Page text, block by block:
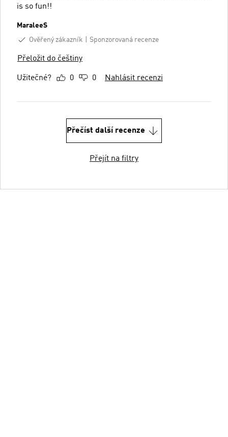
is so fun!!
MaraleeS
Ověřený zákazník
Sponzorovaná recenze
Přeložit do češtiny
Užitečné? 0 0 Nahlásit recenzi
Přečíst další recenze
Přejít na filtry